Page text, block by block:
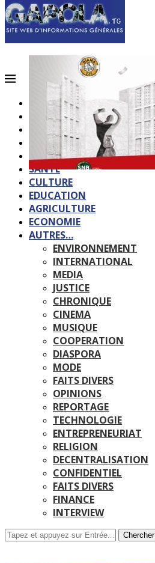
ACCUEIL
QUI SOMMES-NOUS?
POLITIQUE
SOCIETE
SPORTS
SANTE
CULTURE
EDUCATION
AGRICULTURE
ECONOMIE
AUTRES…
ENVIRONNEMENT
INTERNATIONAL
MEDIA
JUSTICE
CHRONIQUE
CINEMA
MUSIQUE
COOPERATION
DIASPORA
MODE
FAITS DIVERS
OPINIONS
REPORTAGE
TECHNOLOGIE
ENTREPRENEURIAT
RELIGION
DECENTRALISATION
CONFIDENTIEL
FAITS DIVERS
FINANCE
INTERVIEW
Chercher